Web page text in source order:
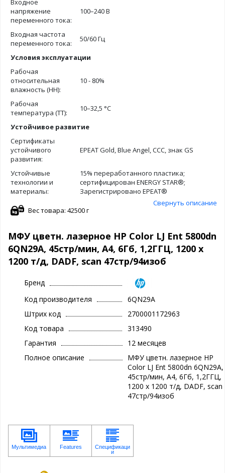
Входное
напряжение
переменного тока:
100–240 В
Входная частота
переменного тока:
50/60 Гц
Условия эксплуатации
Рабочая
относительная
влажность (HH):
10 - 80%
Рабочая
температура (ТТ):
10–32,5 °С
Устойчивое развитие
Сертификаты
устойчивого
развития:
EPEAT Gold, Blue Angel, CCC, знак GS
Устойчивые
технологии и
материалы:
15% переработанного пластика;
сертифицирован ENERGY STAR®;
Зарегистрировано EPEAT®
Свернуть описание
Вес товара: 42500 г
МФУ цветн. лазерное HP Color LJ Ent 5800dn
6QN29A, 45стр/мин, А4, 6Гб, 1,2ГГЦ, 1200 х
1200 т/д, DADF, scan 47стр/94изоб
Бренд
Код производителя
6QN29A
Штрих код
2700001172963
Код товара
313490
Гарантия
12 месяцев
Полное описание
МФУ цветн. лазерное HP
Color LJ Ent 5800dn 6QN29A,
45стр/мин, А4, 6Гб, 1,2ГГЦ,
1200 х 1200 т/д, DADF, scan
47стр/94изоб